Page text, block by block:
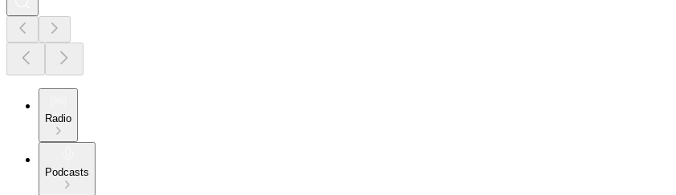
Radio
Podcasts